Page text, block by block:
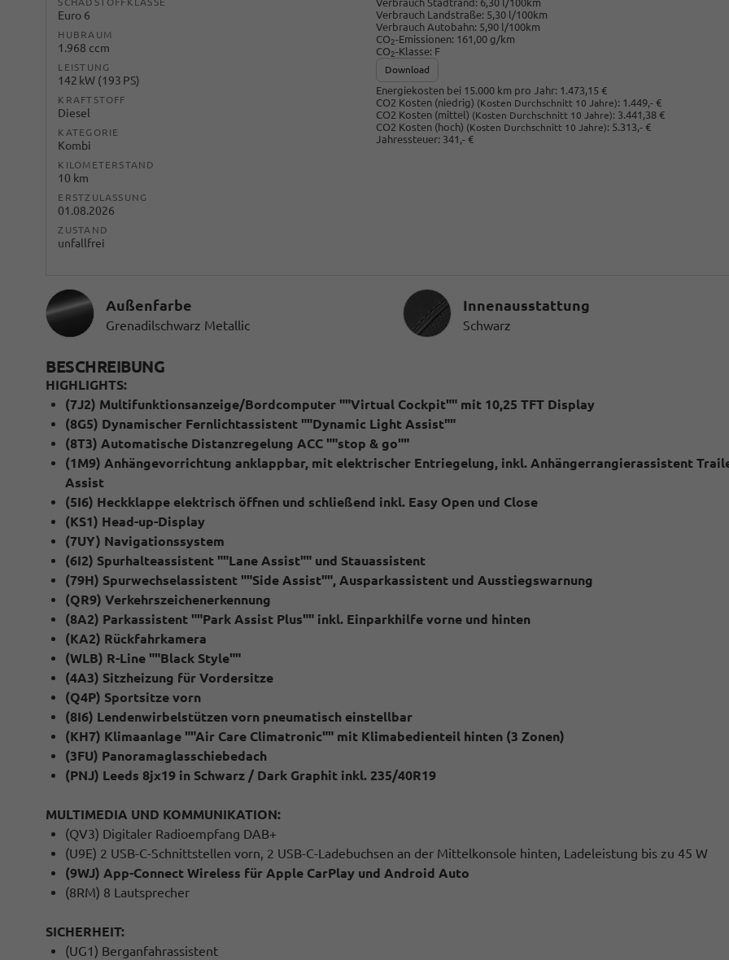
Euro 6
HUBRAUM
1.968 ccm
LEISTUNG
142 kW (193 PS)
KRAFTSTOFF
Diesel
KATEGORIE
Kombi
KILOMETERSTAND
10 km
ERSTZULASSUNG
01.08.2026
ZUSTAND
unfallfrei
Verbrauch Landstraße: 5,30 l/100km
Verbrauch Autobahn: 5,90 l/100km
CO2-Emissionen: 161,00 g/km
CO2-Klasse: F
Download
Energiekosten bei 15.000 km pro Jahr: 1.473,15 €
CO2 Kosten (niedrig) (Kosten Durchschnitt 10 Jahre): 1.449,- €
CO2 Kosten (mittel) (Kosten Durchschnitt 10 Jahre): 3.441,38 €
CO2 Kosten (hoch) (Kosten Durchschnitt 10 Jahre): 5.313,- €
Jahressteuer: 341,- €
Außenfarbe
Grenadilschwarz Metallic
InnenausstattungInnenausstattung
Schwarz
BESCHREIBUNG
HIGHLIGHTS:
(7J2) Multifunktionsanzeige/Bordcomputer ""Virtual Cockpit"" mit 10,25 TFT Display
(8G5) Dynamischer Fernlichtassistent ""Dynamic Light Assist""
(8T3) Automatische Distanzregelung ACC ""stop & go""
(1M9) Anhängevorrichtung anklappbar, mit elektrischer Entriegelung, inkl. Anhängerrangierassistent
Assist
(5I6) Heckklappe elektrisch öffnen und schließend inkl. Easy Open und Close
(KS1) Head-up-Display
(7UY) Navigationssystem
(6I2) Spurhalteassistent ""Lane Assist"" und Stauassistent
(79H) Spurwechselassistent ""Side Assist"", Ausparkassistent und Ausstiegswarnung
(QR9) Verkehrszeichenerkennung
(8A2) Parkassistent ""Park Assist Plus"" inkl. Einparkhilfe vorne und hinten
(KA2) Rückfahrkamera
(WLB) R-Line ""Black Style""
(4A3) Sitzheizung für Vordersitze
(Q4P) Sportsitze vorn
(8I6) Lendenwirbelstützen vorn pneumatisch einstellbar
(KH7) Klimaanlage ""Air Care Climatronic"" mit Klimabedienteil hinten (3 Zonen)
(3FU) Panoramaglasschiebedach
(PNJ) Leeds 8jx19 in Schwarz / Dark Graphit inkl. 235/40R19
MULTIMEDIA UND KOMMUNIKATION:
(QV3) Digitaler Radioempfang DAB+
(U9E) 2 USB-C-Schnittstellen vorn, 2 USB-C-Ladebuchsen an der Mittelkonsole hinten, Ladeleistung bis zu 45 W
(9WJ) App-Connect Wireless für Apple CarPlay und Android Auto
(8RM) 8 Lautsprecher
SICHERHEIT:
(UG1) Berganfahrassistent